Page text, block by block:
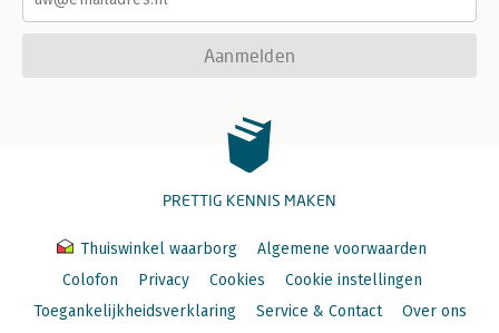
Aanmelden
PRETTIG KENNIS MAKEN
Thuiswinkel waarborg
Algemene voorwaarden
Colofon
Privacy Cookies
Cookie instellingen
Toegankelijkheidsverklaring
Service & Contact Over ons